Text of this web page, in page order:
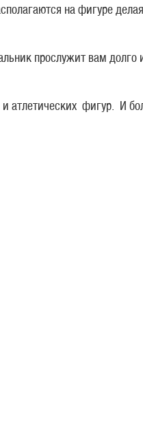
на фигуре
прослужит вам долго
атлетических фигур. И